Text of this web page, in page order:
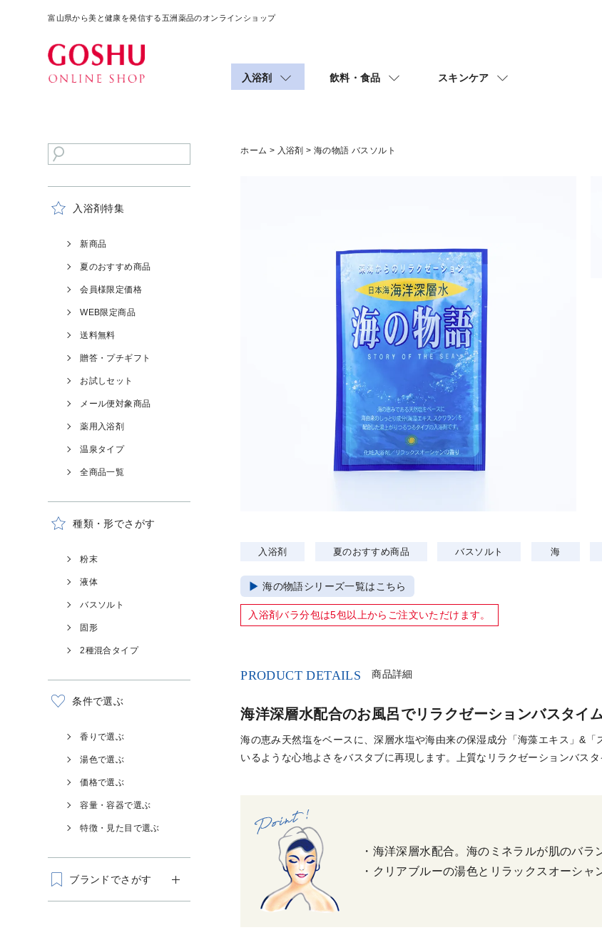
富山県から美と健康を発信する五洲薬品のオンラインショップ
入浴剤 飲料・食品 スキンケア
入浴剤特集
新商品
夏のおすすめ商品
会員様限定価格
WEB限定商品
送料無料
贈答・プチギフト
お試しセット
メール便対象商品
薬用入浴剤
温泉タイプ
全商品一覧
種類・形でさがす
粉末
液体
バスソルト
固形
2種混合タイプ
条件で選ぶ
香りで選ぶ
湯色で選ぶ
価格で選ぶ
容量・容器で選ぶ
特徴・見た目で選ぶ
ブランドでさがす
ホーム > 入浴剤 > 海の物語 バスソルト
入浴剤 夏のおすすめ商品 バスソルト 海
海の物語シリーズ一覧はこちら
入浴剤バラ分包は5包以上からご注文いただけます。
PRODUCT DETAILS 商品詳細
海洋深層水配合のお風呂でリラクゼーションバスタイ
海の恵み天然塩をベースに、深層水塩や海由来の保湿成分「海藻エキス」&
いるような心地よさをバスタブに再現します。上質なリラクゼーションバスタ
・海洋深層水配合。海のミネラルが肌のバ
・クリアブルーの湯色とリラックスオーシ